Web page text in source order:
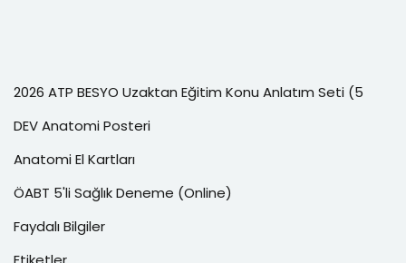
2026 ATP BESYO Uzaktan Eğitim Konu Anlatım Seti (5
DEV Anatomi Posteri
Anatomi El Kartları
ÖABT 5'li Sağlık Deneme (Online)
Faydalı Bilgiler